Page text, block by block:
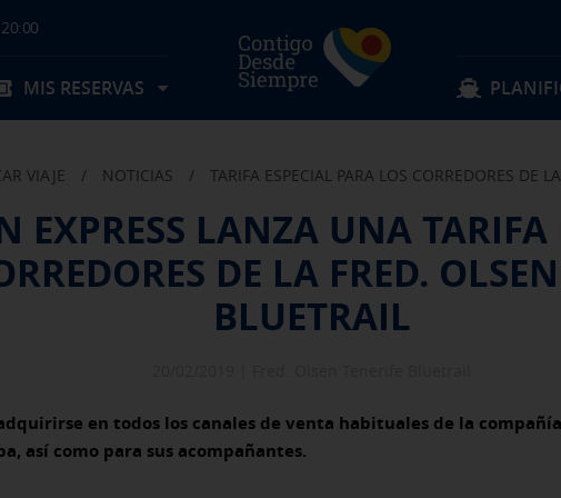
Sigue navegando
Rutas
Tarifas
Ofertas y actividades
MIS RESERVAS
Localizar mi reserva
Experiencia a bordo
Preguntas frecuentes
Sigue navegando
Objetos perdidos
Sugerencias y quejas
Información al pasajero
VIAJE / NOTICIAS / TARIFA ESPECIAL PARA LOS CORREDORES DE
EXPRESS LANZA UNA TARIFA
DE LA FRED.
BLUETRAIL
en todos los canales de venta habituales de la
así como para sus acompañantes.